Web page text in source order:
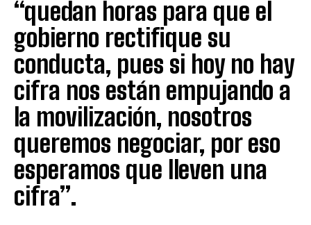
“quedan horas para que el
gobierno rectifique su
conducta, pues si hoy no hay
cifra nos están empujando a
la movilización, nosotros
queremos negociar, por eso
esperamos que lleven una
cifra”.